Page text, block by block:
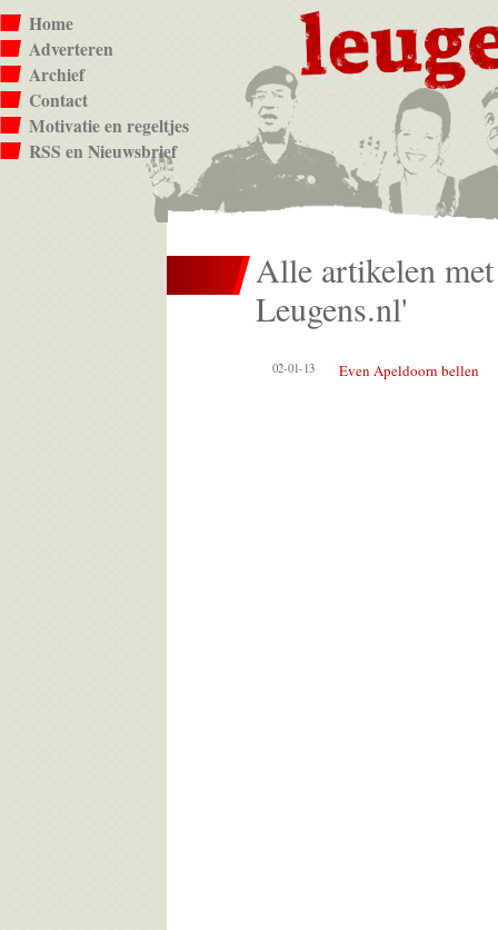
Home
Adverteren
Archief
Contact
Motivatie en regeltjes
RSS en Nieuwsbrief
Alle artikelen
Leugens.nl'
02-01-13 Even Apeldoorn bellen